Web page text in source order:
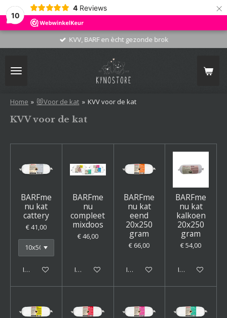
10
4 Reviews ×
KVV, BARF en ècht gezonde brok
Home » 😻Voor de kat » KVV voor de kat
KVV voor de kat
BARFme
nu kat
cattery
€ 41,00
In winkelwagen
BARFme
nu
compleet
mixdoos
€ 46,00
In winkelwagen
BARFme
nu kat
eend
20x250
gram
€ 66,00
In winkelwagen
BARFme
nu kat
kalkoen
20x250
gram
€ 54,00
In winkelwagen